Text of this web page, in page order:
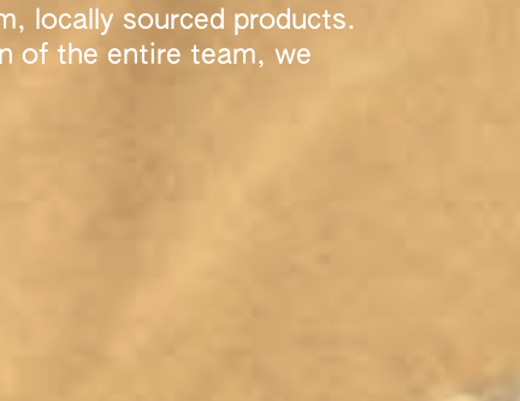
locally sourced products.
of the entire team, we